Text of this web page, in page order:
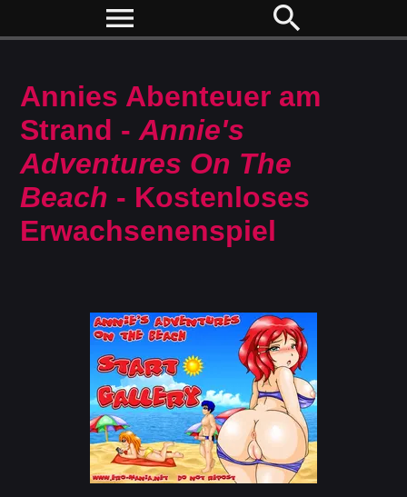
menu search
Annies Abenteuer am
Strand -Annie's
Adventures On The
Beach - Kostenloses
Erwachsenenspiel